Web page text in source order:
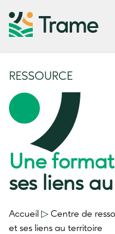
RESSOURCE
Une
ses liens
Accueil ▷ Centre de
et ses liens au territoire